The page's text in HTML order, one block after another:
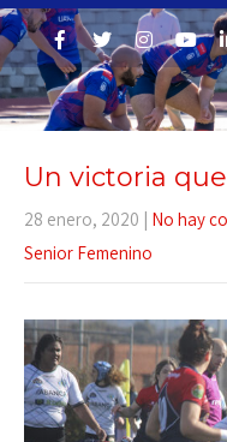
Un victoria
28 enero, 2020 | No hay
Senior Femenino